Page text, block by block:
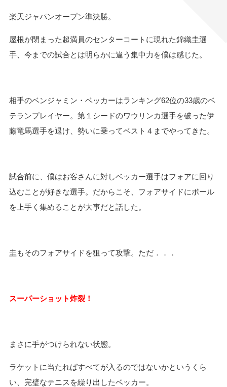
楽天ジャパンオープン準決勝。
屋根が閉まった超満員のセンターコートに現れた錦織圭選
手、今までの試合とは明らかに違う集中力を僕は感じた。
相手のベンジャミン・ベッカーはランキング62位の33歳のベ
テランプレイヤー。第１シードのワウリンカ選手を破った伊
藤竜馬選手を退け、勢いに乗ってベスト４までやってきた。
試合前に、僕はお客さんに対しベッカー選手はフォアに回り
込むことが好きな選手。だからこそ、フォアサイドにボール
を上手く集めることが大事だと話した。
圭もそのフォアサイドを狙って攻撃。ただ．．．
スーパーショット炸裂！
まさに手がつけられない状態。
ラケットに当たればすべてが入るのではないかというくら
い、完璧なテニスを繰り出したベッカー。